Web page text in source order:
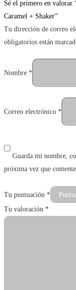
Sé el primero en valorar
Caramel + Shaker”
Tu dirección de correo
obligatorios están
Nombre *
Correo electrónico *
Guarda mi nombre,
próxima vez que
Tu puntuación *
Tu valoración *